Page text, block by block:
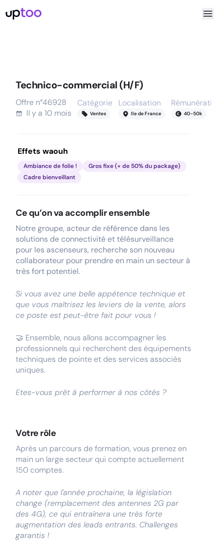
Technico-commercial (H/F)
Offre n°46928
Il y a 10 mois
Catégorie
Ventes
Localisation
Ile de France 40-50k
Effets waouh
Ambiance de folie !
Gros fixe (+ de 50% du package)
Cadre bienveillant
Ce qu’on va accomplir ensemble
Notre groupe, acteur de référence dans les
solutions de connectivité et télésurveillance
pour les ascenseurs, recherche son nouveau
collaborateur pour prendre en main un secteur à
très fort potentiel.
Si vous avez une belle appétence technique et
que vous maîtrisez les leviers de la vente, alors
ce poste est peut-être fait pour vous !
🤝 Ensemble, nous allons accompagner les
professionnels qui recherchent des équipements
techniques de pointe et des services associés
uniques.
Etes-vous prêt à performer à nos côtés ?
Votre rôle
Après un parcours de formation, vous prenez en
main un large secteur qui compte actuellement
150 comptes.
A noter que l'année prochaine, la législation
change (remplacement des antennes 2G par
des 4G), ce qui entraînera une très forte
augmentation des leads entrants. Challenges
garantis !